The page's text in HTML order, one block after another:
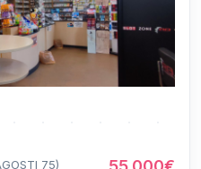
75)